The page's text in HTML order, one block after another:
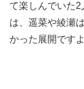
て楽しんでいた
は、遥菜や綾瀬
かった展開ですよ